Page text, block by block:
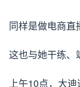
同样是做电商直
这也与她干练、
上午10点，大